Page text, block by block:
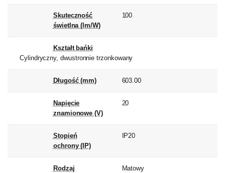
Skuteczność
świetlna (lm/W)
100
Kształt bańki
Cylindryczny, dwustronnie trzonkowany
Długość (mm) 603.00
Napięcie
znamionowe (V)
20
Stopień
ochrony (IP)
IP20
Rodzaj
Matowy